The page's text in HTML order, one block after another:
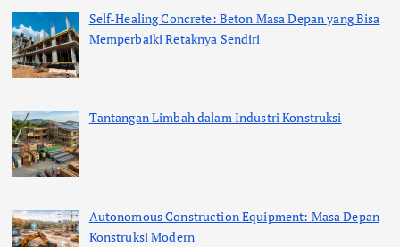
Self-Healing Concrete: Beton Masa Depan yang Bisa
Memperbaiki Retaknya Sendiri
Tantangan Limbah dalam Industri Konstruksi
Autonomous Construction Equipment: Masa Depan
Konstruksi Modern